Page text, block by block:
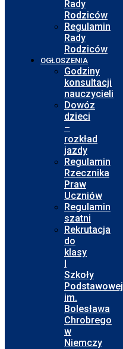
Rady
Rodziców
Regulamin
Rady
Rodziców
OGŁOSZENIA
Godziny
konsultacji
nauczycieli
Dowóz
dzieci
–
rozkład
jazdy
Regulamin
Rzecznika
Praw
Uczniów
Regulamin
szatni
Rekrutacja
do
klasy
I
Szkoły
Podstawowej
im.
Bolesława
Chrobrego
w
Niemczy